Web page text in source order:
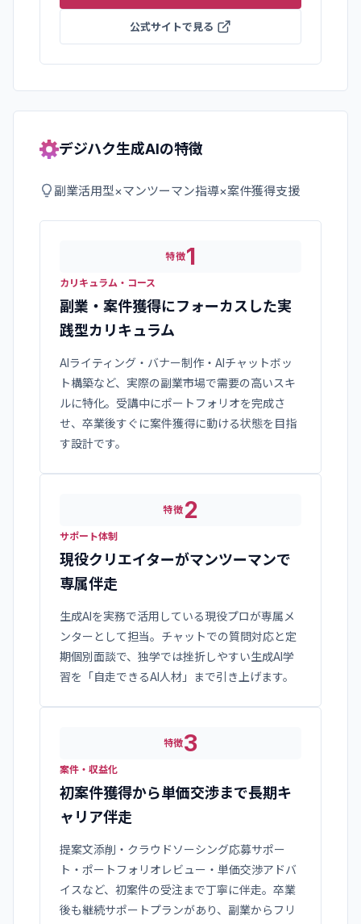
公式サイトで見る
デジハク生成AIの特徴
副業活用型×マンツーマン指導×案件獲得支援
特徴1
カリキュラム・コース
副業・案件獲得にフォーカスした実
践型カリキュラム
AIライティング・バナー制作・AIチャットボッ
ト構築など、実際の副業市場で需要の高いスキ
ルに特化。受講中にポートフォリオを完成さ
せ、卒業後すぐに案件獲得に動ける状態を目指
す設計です。
特徴 2
サポート体制
現役クリエイターがマンツーマンで
専属伴走
生成AIを実務で活用している現役プロが専属メ
ンターとして担当。チャットでの質問対応と定
期個別面談で、独学では挫折しやすい生成AI学
習を「自走できるAI人材」まで引き上げます。
特徴3
案件・収益化
初案件獲得から単価交渉まで長期キ
ャリア伴走
提案文添削・クラウドソーシング応募サポー
ト・ポートフォリオレビュー・単価交渉アドバ
イスなど、初案件の受注まで丁寧に伴走。卒業
後も継続サポートプランがあり、副業からフリ